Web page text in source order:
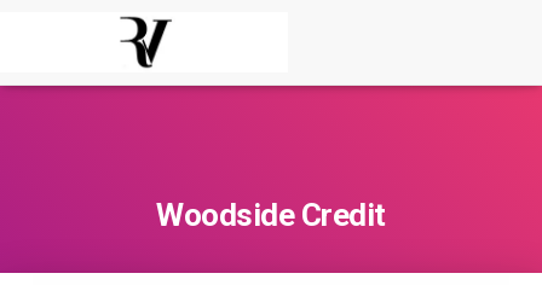
Woodside Credit